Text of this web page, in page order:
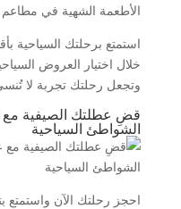
الأطعمة الشهية في
استمتع برحلتك السياحية
خلال اختيار العروض
وتجعل رحلتك تجربة لا
قضِ عطلتك الصيفية
الشواطئ السياحية
احجز رحلتك الآن واستمتع